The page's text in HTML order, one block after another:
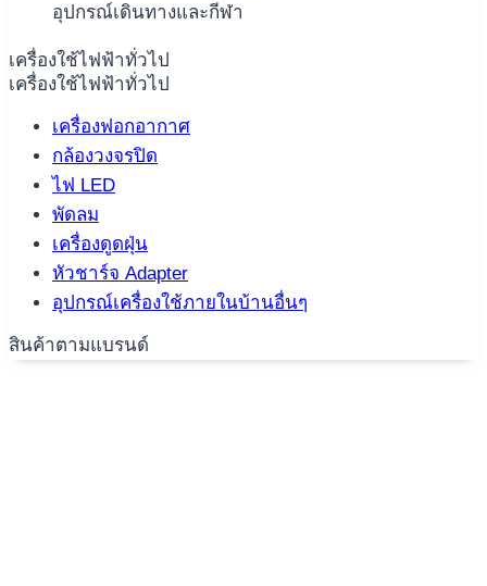
อุปกรณ์เดินทางและกีฬา
เครื่องใช้ไฟฟ้าทั่วไป
เครื่องใช้ไฟฟ้าทั่วไป
เครื่องฟอกอากาศ
กล้องวงจรปิด
ไฟ LED
พัดลม
เครื่องดูดฝุ่น
หัวชาร์จ Adapter
อุปกรณ์เครื่องใช้ภายในบ้านอื่นๆ
สินค้าตามแบรนด์